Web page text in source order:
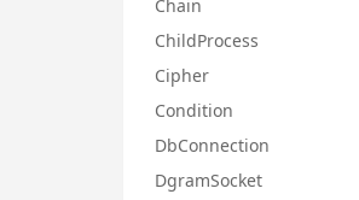
Chain
ChildProcess
Cipher
Condition
DbConnection
DgramSocket